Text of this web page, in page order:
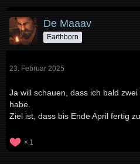
De Maaav
Earthborn
23. Februar 2025
Ja will schauen, dass ich bald
habe.
Ziel ist, dass bis Ende April fertig
1